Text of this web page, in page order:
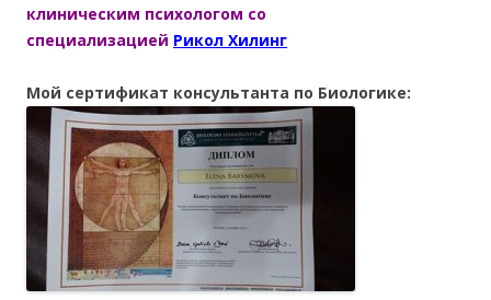
клиническим психологом со
специализацией Рикол Хилинг
Мой сертификат консультанта по Биологике: